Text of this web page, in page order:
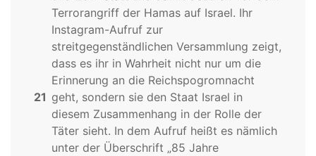
21
Terrorangriff der Hamas auf Israel. Ihr
Instagram-Aufruf zur
streitgegenständlichen Versammlung zeigt,
dass es ihr in Wahrheit nicht nur um die
Erinnerung an die Reichspogromnacht
geht, sondern sie den Staat Israel in
diesem Zusammenhang in der Rolle der
Täter sieht. In dem Aufruf heißt es nämlich
unter der Überschrift „85 Jahre